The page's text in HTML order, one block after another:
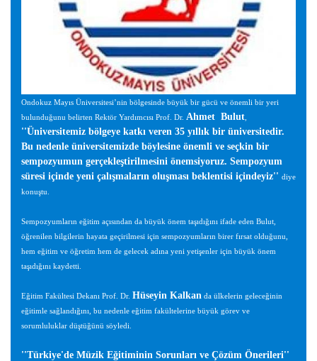
Ondokuz Mayıs Üniversitesi’nin bölgesinde büyük bir gücü ve önemli bir yeri
bulunduğunu belirten Rektör Yardımcısı Prof. Dr. Ahmet Bulut
''Üniversitemiz bölgeye katkı veren 35 yıllık bir üniversitedir.
Bu nedenle üniversitemizde böylesine önemli ve seçkin bir
sempozyumun gerçekleştirilmesini önemsiyoruz. Sempozyum
süresi içinde yeni çalışmaların oluşması beklentisi içindeyiz'' diye
konuştu.
Sempozyumların eğitim açısından da büyük önem taşıdığını ifade eden Bulut,
öğrenilen bilgilerin hayata geçirilmesi için sempozyumların birer fırsat olduğunu,
hem eğitim ve öğretim hem de gelecek adına yeni yetişenler için büyük önem
taşıdığını kaydetti.
Eğitim Fakültesi Dekanı Prof. Dr. Hüseyin Kalkan da ülkelerin geleceğinin
eğitimle sağlandığını, bu nedenle eğitim fakültelerine büyük görev ve
sorumluluklar düştüğünü söyledi.
''Türkiye'de Müzik Eğitiminin Sorunları ve Çözüm Önerileri''